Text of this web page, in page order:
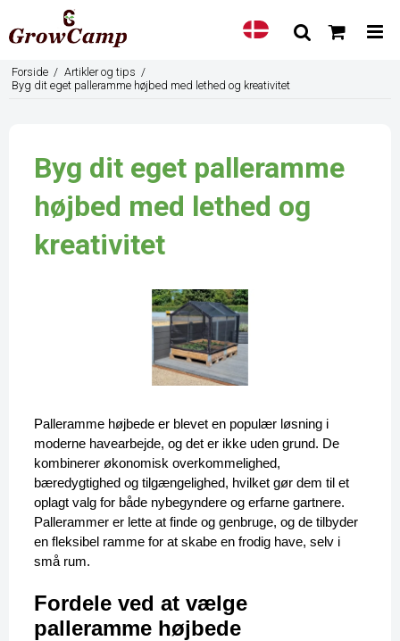
Forside / Artikler og tips /
Byg dit eget palleramme højbed med lethed og kreativitet
Byg dit eget palleramme
højbed med lethed og
kreativitet
Palleramme højbede er blevet en populær løsning i
moderne havearbejde, og det er ikke uden grund. De
kombinerer økonomisk overkommelighed,
bæredygtighed og tilgængelighed, hvilket gør dem til et
oplagt valg for både nybegyndere og erfarne gartnere.
Pallerammer er lette at finde og genbruge, og de tilbyder
en fleksibel ramme for at skabe en frodig have, selv i
små rum.
Fordele ved at vælge
palleramme højbede